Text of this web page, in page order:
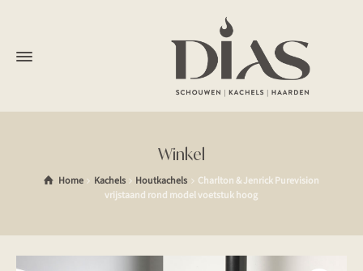
Winkel
Home Kachels Houtkachels
Charlton & Jenrick Purevision
vrijstaand rond model voetstuk hoog